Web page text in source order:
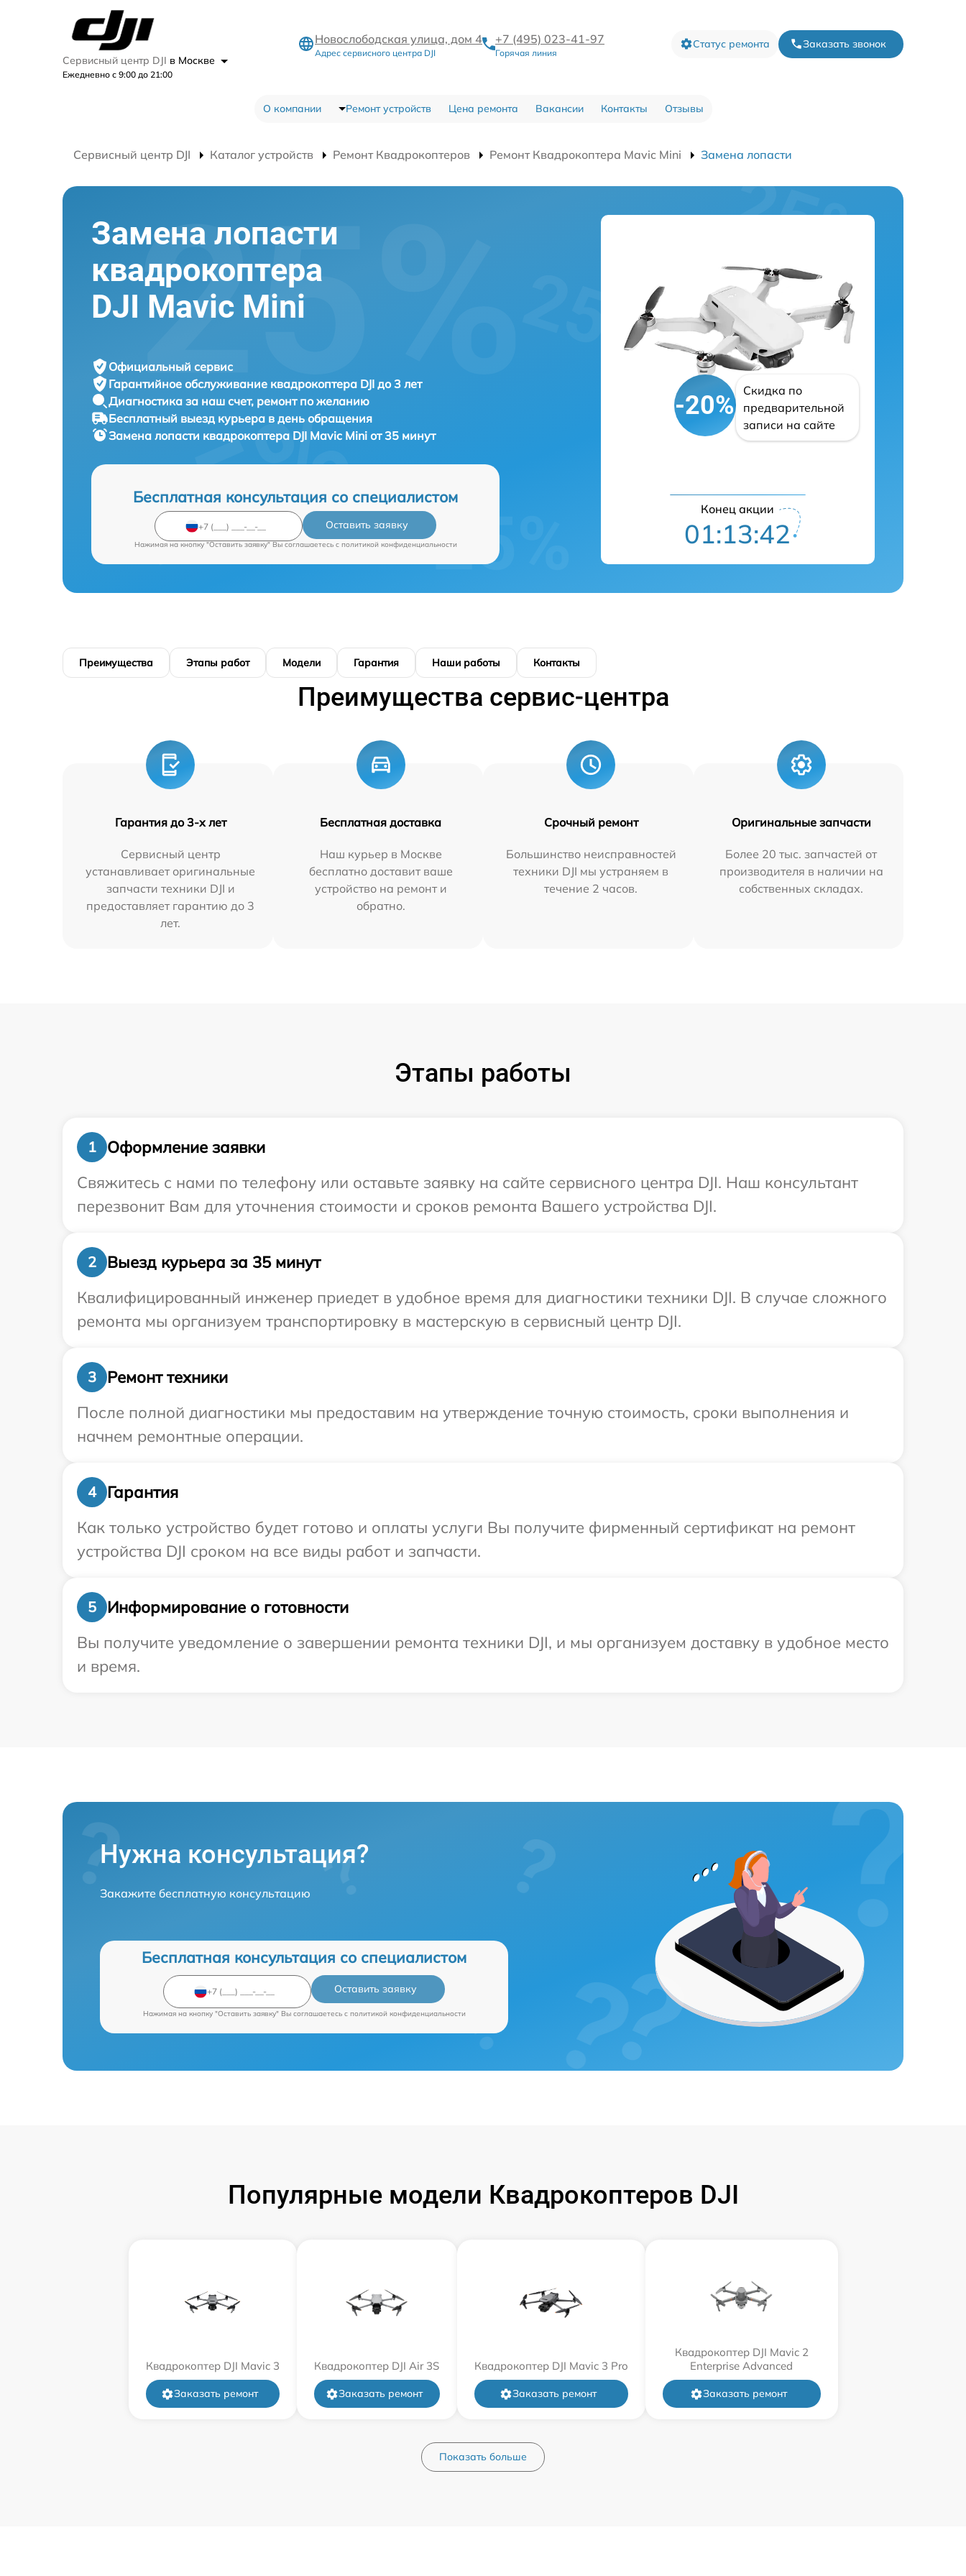
Сервисный центр DJI в Москве
Ежедневно с 9:00 до 21:00
Новослободская улица, дом 4
Адрес сервисного центра DJI
+7 (495) 023-41-97
Горячая линия
Статус ремонта Заказать звонок
О компании Ремонт устройств Цена ремонта Вакансии Контакты Отзывы
Сервисный центр DJI Каталог устройств Ремонт Квадрокоптеров Ремонт Квадрокоптера Mavic Mini Замена лопасти
Замена лопасти
квадрокоптера
DJI Mavic Mini
Официальный сервис
Гарантийное обслуживание квадрокоптера DJI до 3 лет
Диагностика за наш счет, ремонт по желанию
Бесплатный выезд курьера в день обращения
Замена лопасти квадрокоптера DJI Mavic Mini от 35 минут
Бесплатная консультация со специалистом
Оставить заявку
Нажимая на кнопку "Оставить заявку" Вы соглашаетесь c политикой конфиденциальности
-20%
Скидка по
предварительной
записи на сайте
Конец акции
01:13:41
Преимущества Этапы работ Модели Гарантия Наши работы Контакты
Преимущества сервис-центра
Гарантия до 3-х лет
Сервисный центр
устанавливает оригинальные
запчасти техники DJI и
предоставляет гарантию до 3
лет.
Бесплатная доставка
Наш курьер в Москве
бесплатно доставит ваше
устройство на ремонт и
обратно.
Срочный ремонт
Большинство неисправностей
техники DJI мы устраняем в
течение 2 часов.
Оригинальные запчасти
Более 20 тыс. запчастей от
производителя в наличии на
собственных складах.
Этапы работы
1
Оформление заявки
Свяжитесь с нами по телефону или оставьте заявку на сайте сервисного центра DJI. Наш консультант
перезвонит Вам для уточнения стоимости и сроков ремонта Вашего устройства DJI.
2
Выезд курьера за 35 минут
Квалифицированный инженер приедет в удобное время для диагностики техники DJI. В случае сложного
ремонта мы организуем транспортировку в мастерскую в сервисный центр DJI.
3
Ремонт техники
После полной диагностики мы предоставим на утверждение точную стоимость, сроки выполнения и
начнем ремонтные операции.
4
Гарантия
Как только устройство будет готово и оплаты услуги Вы получите фирменный сертификат на ремонт
устройства DJI сроком на все виды работ и запчасти.
5
Информирование о готовности
Вы получите уведомление о завершении ремонта техники DJI, и мы организуем доставку в удобное место
и время.
Нужна консультация?
Закажите бесплатную консультацию
Бесплатная консультация со специалистом
Оставить заявку
Нажимая на кнопку "Оставить заявку" Вы соглашаетесь c политикой конфиденциальности
Популярные модели Квадрокоптеров DJI
Квадрокоптер DJI Mavic 3
Заказать ремонт
Квадрокоптер DJI Air 3S
Заказать ремонт
Квадрокоптер DJI Mavic 3 Pro
Заказать ремонт
Квадрокоптер DJI Mavic 2
Enterprise Advanced
Заказать ремонт
Показать больше